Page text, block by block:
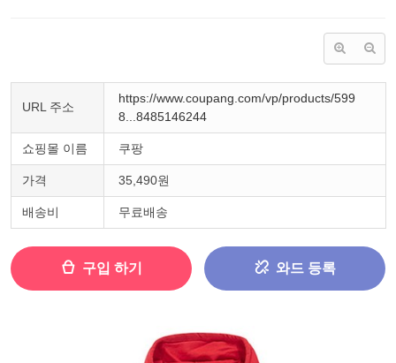
URL 주소
https://www.coupang.com/vp/products/599
8...8485146244
쇼핑몰 이름 쿠팡
가격 35,490원
배송비 무료배송
구입 하기 와드 등록